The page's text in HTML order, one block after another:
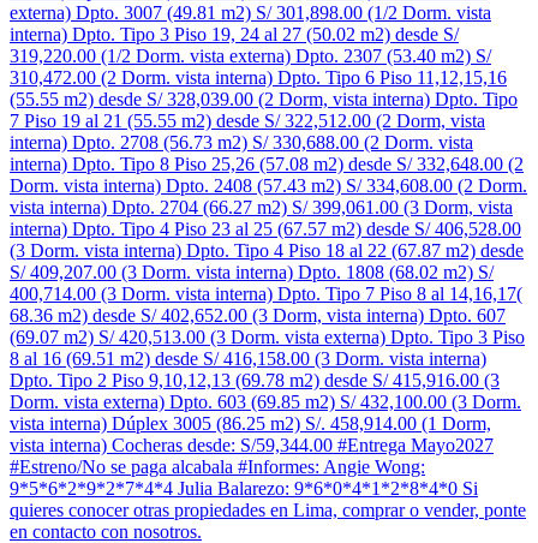
externa) Dpto. 3007 (49.81 m2) S/ 301,898.00 (1/2 Dorm. vista
interna) Dpto. Tipo 3 Piso 19, 24 al 27 (50.02 m2) desde S/
319,220.00 (1/2 Dorm. vista externa) Dpto. 2307 (53.40 m2) S/
310,472.00 (2 Dorm. vista interna) Dpto. Tipo 6 Piso 11,12,15,16
(55.55 m2) desde S/ 328,039.00 (2 Dorm, vista interna) Dpto. Tipo
7 Piso 19 al 21 (55.55 m2) desde S/ 322,512.00 (2 Dorm, vista
interna) Dpto. 2708 (56.73 m2) S/ 330,688.00 (2 Dorm. vista
interna) Dpto. Tipo 8 Piso 25,26 (57.08 m2) desde S/ 332,648.00 (2
Dorm. vista interna) Dpto. 2408 (57.43 m2) S/ 334,608.00 (2 Dorm.
vista interna) Dpto. 2704 (66.27 m2) S/ 399,061.00 (3 Dorm, vista
interna) Dpto. Tipo 4 Piso 23 al 25 (67.57 m2) desde S/ 406,528.00
(3 Dorm. vista interna) Dpto. Tipo 4 Piso 18 al 22 (67.87 m2) desde
S/ 409,207.00 (3 Dorm. vista interna) Dpto. 1808 (68.02 m2) S/
400,714.00 (3 Dorm. vista interna) Dpto. Tipo 7 Piso 8 al 14,16,17(
68.36 m2) desde S/ 402,652.00 (3 Dorm, vista interna) Dpto. 607
(69.07 m2) S/ 420,513.00 (3 Dorm. vista externa) Dpto. Tipo 3 Piso
8 al 16 (69.51 m2) desde S/ 416,158.00 (3 Dorm. vista interna)
Dpto. Tipo 2 Piso 9,10,12,13 (69.78 m2) desde S/ 415,916.00 (3
Dorm. vista externa) Dpto. 603 (69.85 m2) S/ 432,100.00 (3 Dorm.
vista interna) Dúplex 3005 (86.25 m2) S/. 458,914.00 (1 Dorm,
vista interna) Cocheras desde: S/59,344.00 #Entrega Mayo2027
#Estreno/No se paga alcabala #Informes: Angie Wong:
9*5*6*2*9*2*7*4*4 Julia Balarezo: 9*6*0*4*1*2*8*4*0 Si
quieres conocer otras propiedades en Lima, comprar o vender, ponte
en contacto con nosotros.